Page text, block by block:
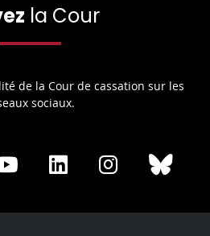
la Cour
de la Cour de cassation sur les
sociaux.
Share
Youtube
Share
LinkedIn
Share
Instagram